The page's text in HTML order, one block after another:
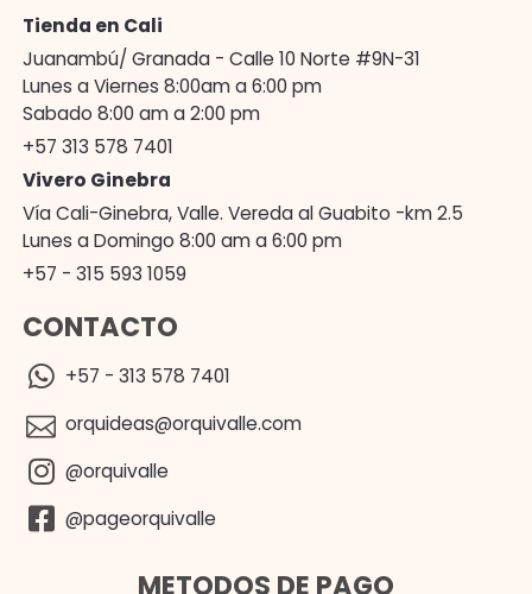
Tienda en Cali
Juanambú/ Granada - Calle 10 Norte #9N-31
Lunes a Viernes 8:00am a 6:00 pm
Sabado 8:00 am a 2:00 pm
+57 313 578 7401
Vivero Ginebra
Vía Cali-Ginebra, Valle. Vereda al Guabito -km 2.5
Lunes a Domingo 8:00 am a 6:00 pm
+57 - 315 593 1059
CONTACTO
+57 - 313 578 7401
orquideas@orquivalle.com
@orquivalle
@pageorquivalle
METODOS DE PAGO